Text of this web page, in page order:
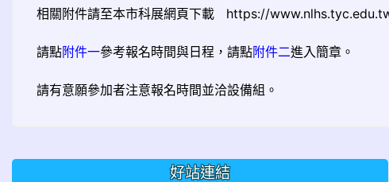
相關附件請至本市科展網頁下載 https://
請點附件一參考報名時間與日程，請點附件二進入簡章。
請有意願參加者注意報名時間並洽設備組。
好站連結